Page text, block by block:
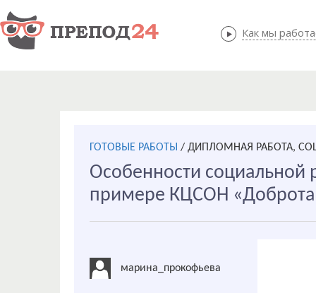
Как мы
Как мы
ГОТОВЫЕ РАБОТЫ / ДИПЛОМНАЯ РАБОТА,
Особенности социальной
примере КЦСОН
марина_прокофьева